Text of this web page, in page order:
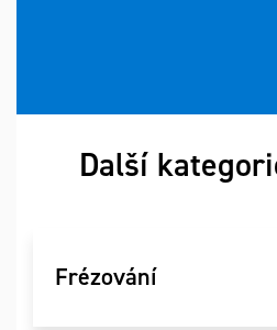
Další
Frézování